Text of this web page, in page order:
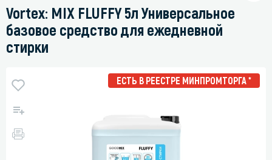
Vortex: MIX FLUFFY 5л Универсальное
базовое средство для ежедневной
стирки
ЕСТЬ В РЕЕСТРЕ МИНПРОМТОРГА *